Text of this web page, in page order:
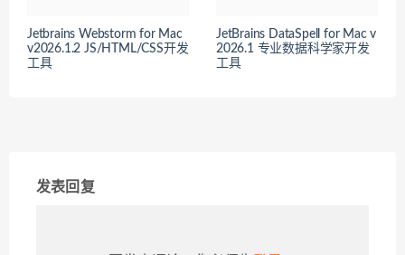
Jetbrains Webstorm for Mac
v2026.1.2 JS/HTML/CSS开发
工具
JetBrains DataSpell for Mac v
2026.1 专业数据科学家开发
工具
发表回复